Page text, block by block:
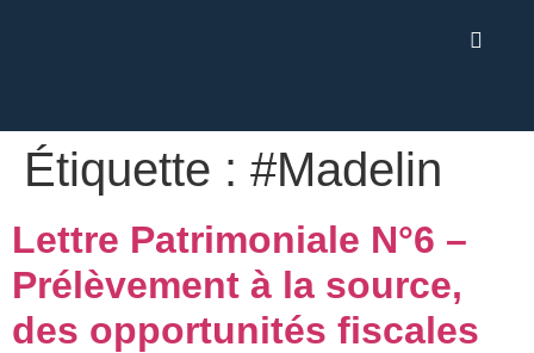
Étiquette : #Madelin
Lettre Patrimoniale N°6 –
Prélèvement à la source,
des opportunités fiscales